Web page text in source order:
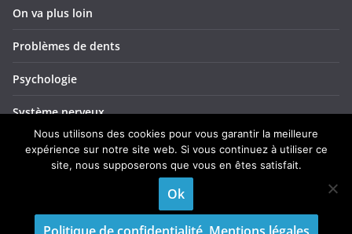
On va plus loin
Problèmes de dents
Psychologie
Système nerveux
Troubles ORL
Nous utilisons des cookies pour vous garantir la meilleure
expérience sur notre site web. Si vous continuez à utiliser ce
site, nous supposerons que vous en êtes satisfait.
Ok